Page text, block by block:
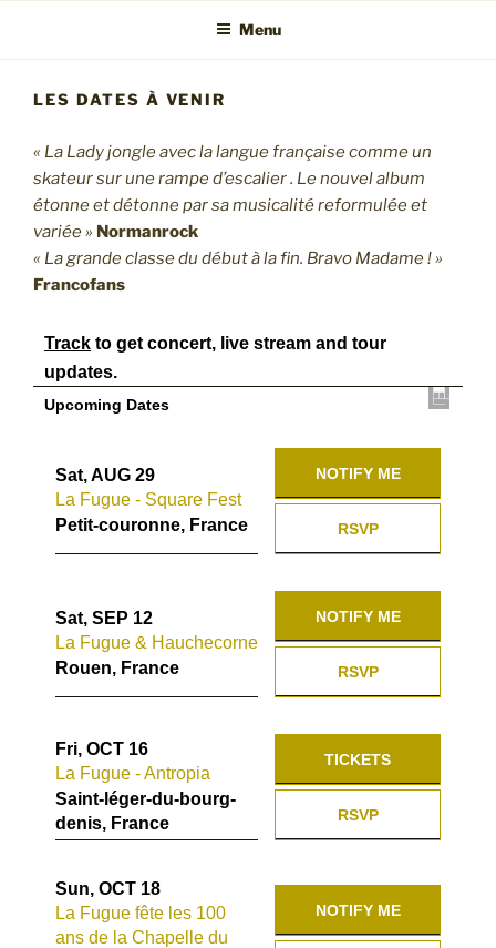
Menu
LES DATES À VENIR
« La Lady jongle avec la langue française comme un
skateur sur une rampe d’escalier . Le nouvel album
étonne et détonne par sa musicalité reformulée et
variée » Normanrock
« La grande classe du début à la fin. Bravo Madame ! »
Francofans
Track to get concert, live stream and tour
updates.
Upcoming Dates
Sat, AUG 29
La Fugue - Square Fest
Petit-couronne, France
RSVP
NOTIFY ME
Sat, SEP 12
La Fugue & Hauchecorne
Rouen, France
RSVP
NOTIFY ME
Fri, OCT 16
La Fugue - Antropia
Saint-léger-du-bourg-
denis, France
RSVP
TICKETS
Sun, OCT 18
La Fugue fête les 100
ans de la Chapelle du
NOTIFY ME